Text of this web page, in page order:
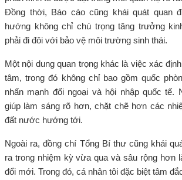
Đồng thời, Báo cáo cũng khái quát quan
hướng không chỉ chú trọng tăng trưởng
phải đi đôi với bảo vệ môi trường sinh thái.
Một nội dung quan trọng khác là việc xác
tâm, trong đó không chỉ bao gồm quốc
nhấn mạnh đối ngoại và hội nhập quốc tế.
giúp làm sáng rõ hơn, chặt chẽ hơn các
đất nước hướng tới.
Ngoài ra, đồng chí Tổng Bí thư cũng khái
ra trong nhiệm kỳ vừa qua và sâu rộng hơn
đổi mới. Trong đó, cá nhân tôi đặc biệt tâm